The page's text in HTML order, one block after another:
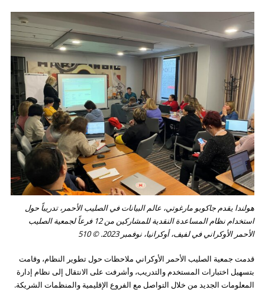
هولندا يقدم جاكوبو مارغوتي، عالم البيانات في الصليب الأحمر، تدريباً حول
استخدام نظام المساعدة النقدية للمشاركين من 12 فرعاً لجمعية الصليب
الأحمر الأوكراني في لفيف، أوكرانيا، نوفمبر 2023. © 510
قدمت جمعية الصليب الأحمر الأوكراني ملاحظات حول تطوير النظام، وقامت
بتسهيل اختبارات المستخدم والتدريب، وأشرفت على الانتقال إلى نظام إدارة
المعلومات الجديد من خلال التواصل مع الفروع الإقليمية والمنظمات الشريكة.